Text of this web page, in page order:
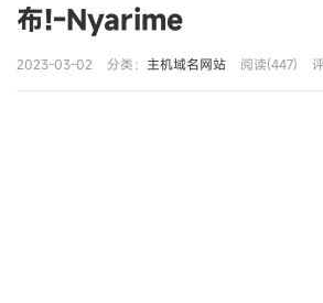
布!-Nyarime
2023-03-02 分类： 主机域名网站 阅读(447)